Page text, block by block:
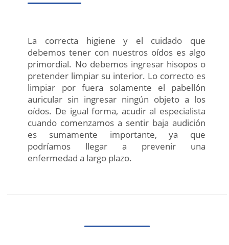
La correcta higiene y el cuidado que
debemos tener con nuestros oídos es algo
primordial. No debemos ingresar hisopos o
pretender limpiar su interior. Lo correcto es
limpiar por fuera solamente el pabellón
auricular sin ingresar ningún objeto a los
oídos. De igual forma, acudir al especialista
cuando comenzamos a sentir baja audición
es sumamente importante, ya que
podríamos llegar a prevenir una
enfermedad a largo plazo.